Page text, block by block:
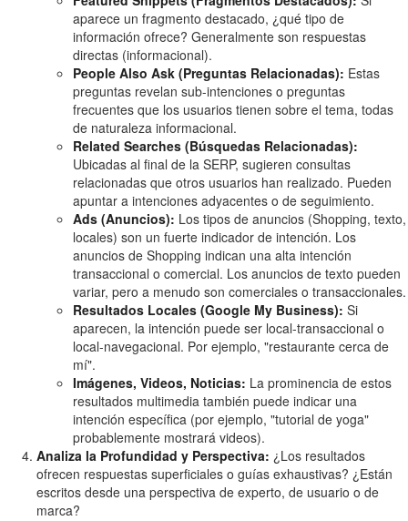
aparece un fragmento destacado, ¿qué tipo de
información ofrece? Generalmente son respuestas
directas (informacional).
People Also Ask (Preguntas Relacionadas): Estas
preguntas revelan sub-intenciones o preguntas
frecuentes que los usuarios tienen sobre el tema, todas
de naturaleza informacional.
Related Searches (Búsquedas Relacionadas):
Ubicadas al final de la SERP, sugieren consultas
relacionadas que otros usuarios han realizado. Pueden
apuntar a intenciones adyacentes o de seguimiento.
Ads (Anuncios): Los tipos de anuncios (Shopping, texto,
locales) son un fuerte indicador de intención. Los
anuncios de Shopping indican una alta intención
transaccional o comercial. Los anuncios de texto pueden
variar, pero a menudo son comerciales o transaccionales.
Resultados Locales (Google My Business): Si
aparecen, la intención puede ser local-transaccional o
local-navegacional. Por ejemplo, "restaurante cerca de
mí".
Imágenes, Videos, Noticias: La prominencia de estos
resultados multimedia también puede indicar una
intención específica (por ejemplo, "tutorial de yoga"
probablemente mostrará videos).
Analiza la Profundidad y Perspectiva: ¿Los resultados
ofrecen respuestas superficiales o guías exhaustivas? ¿Están
escritos desde una perspectiva de experto, de usuario o de
marca?